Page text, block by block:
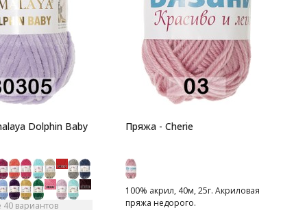
Dolphin Baby
40 вариантов
Пряжа - Cherie
100% акрил, 40м, 25г. Акриловая
пряжа недорого.